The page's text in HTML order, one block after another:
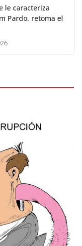
le caracteriza
Pardo, retoma el